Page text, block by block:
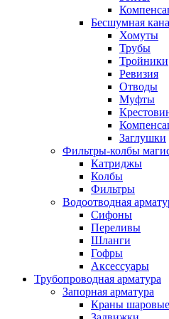
Бесшумная
Хомуты
Трубы
Тройники
Ревизия
Отводы
Муфты
Заглушки
Фильтры-колбы
Катриджы
Колбы
Фильтры
Водоотводная
Сифоны
Переливы
Шланги
Гофры
Аксессуары
Трубопроводная арматура
Запорная арматура
Краны шаровые